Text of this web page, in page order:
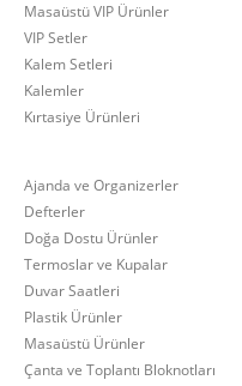
Masaüstü VIP Ürünler
VIP Setler
Kalem Setleri
Kalemler
Kırtasiye Ürünleri
Ajanda ve Organizerler
Defterler
Doğa Dostu Ürünler
Termoslar ve Kupalar
Duvar Saatleri
Plastik Ürünler
Masaüstü Ürünler
Çanta ve Toplantı Bloknotları